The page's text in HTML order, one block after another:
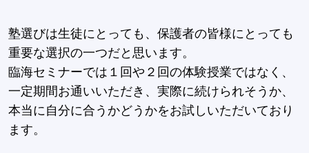
塾選びは生徒にとっても、保護者の皆様にとっても
重要な選択の一つだと思います。
臨海セミナーでは１回や２回の体験授業ではなく、
一定期間お通いいただき、実際に続けられそうか、
本当に自分に合うかどうかをお試しいただいており
ます。